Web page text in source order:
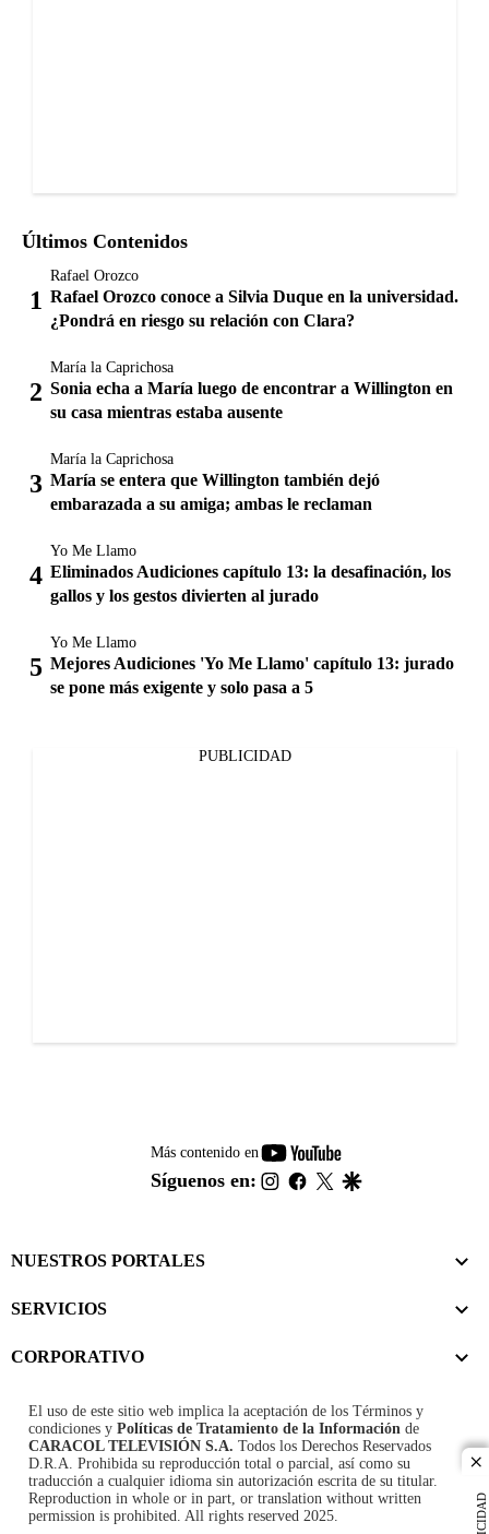
Últimos Contenidos
Rafael Orozco
Rafael Orozco conoce a Silvia Duque en la universidad.
¿Pondrá en riesgo su relación con Clara?
María la Caprichosa
Sonia echa a María luego de encontrar a Willington en
su casa mientras estaba ausente
María la Caprichosa
María se entera que Willington también dejó
embarazada a su amiga; ambas le reclaman
Yo Me Llamo
Eliminados Audiciones capítulo 13: la desafinación, los
gallos y los gestos divierten al jurado
Yo Me Llamo
Mejores Audiciones 'Yo Me Llamo' capítulo 13: jurado
se pone más exigente y solo pasa a 5
PUBLICIDAD
Más contenido en
youtube-
footer
Síguenos en: instagram
facebook
twitter
NUESTROS PORTALES
SERVICIOS
CORPORATIVO
El uso de este sitio web implica la aceptación de los Términos y
condiciones y Políticas de Tratamiento de la Información de
CARACOL TELEVISIÓN S.A. Todos los Derechos Reservados
D.R.A. Prohibida su reproducción total o parcial, así como su
traducción a cualquier idioma sin autorización escrita de su titular.
Reproduction in whole or in part, or translation without written
permission is prohibited. All rights reserved 2025.